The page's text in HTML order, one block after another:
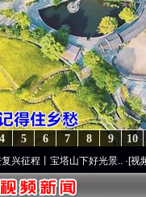
10
9
8
7
6
5
4
宝塔山下好光景..·[视频]因党